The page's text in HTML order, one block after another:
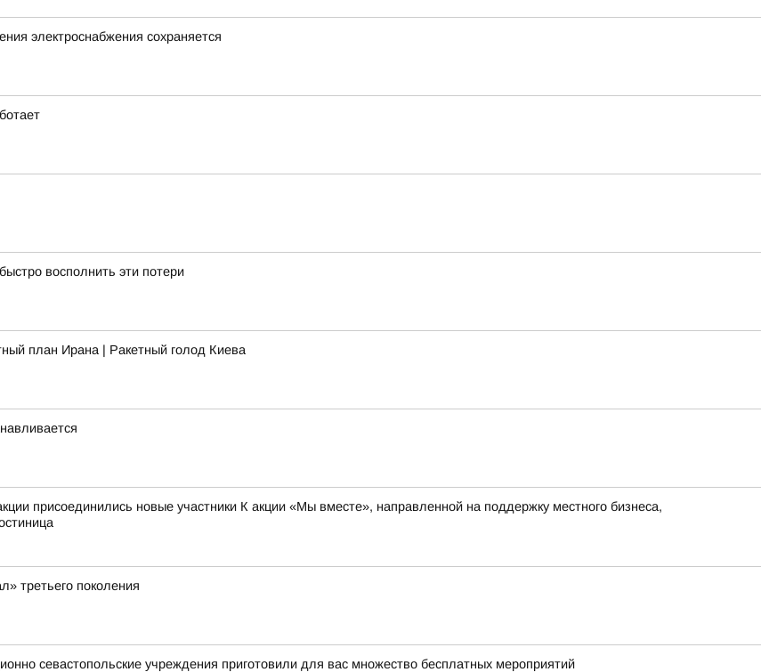
электроснабжения сохраняется
восполнить эти потери
план Ирана | Ракетный голод Киева
присоединились новые участники К акции «Мы вместе», направленной на поддержку местного бизнеса,
третьего поколения
севастопольские учреждения приготовили для вас множество бесплатных мероприятий